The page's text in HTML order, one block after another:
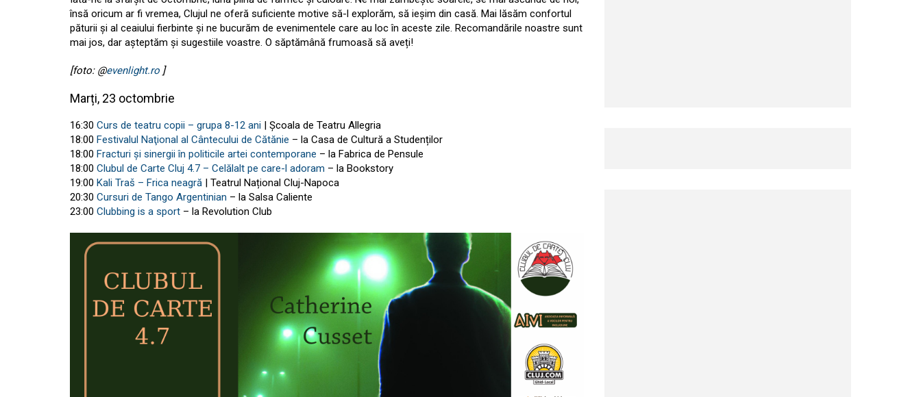
însă oricum ar fi vremea, Clujul ne oferă suficiente motive să-l explorăm, să ieșim din casă. Mai lăsăm confortul
păturii și al ceaiului fierbinte și ne bucurăm de evenimentele care au loc în aceste zile. Recomandările noastre sunt
mai jos, dar așteptăm și sugestiile voastre. O săptămână frumoasă să aveți!
[foto: @evenlight.ro ]
Marți, 23 octombrie
16:30 Curs de teatru copii – grupa 8-12 ani | Școala de Teatru Allegria
18:00 Festivalul Naţional al Cântecului de Cătănie – la Casa de Cultură a Studenților
18:00 Fracturi şi sinergii în politicile artei contemporane – la Fabrica de Pensule
18:00 Clubul de Carte Cluj 4.7 – Celălalt pe care-l adoram – la Bookstory
19:00 Kali Traš – Frica neagră | Teatrul Național Cluj-Napoca
20:30 Cursuri de Tango Argentinian – la Salsa Caliente
23:00 Clubbing is a sport – la Revolution Club